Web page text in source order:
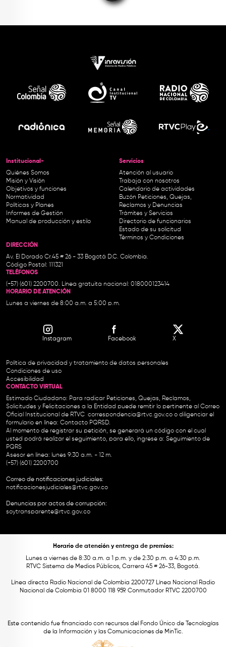
Institucional-
Quiénes Somos
Misión y Visión
Objetivos y funciones
Normatividad
Políticas y Planes
Informes de Gestión
Manual de producción y estilo
Servicios
Atención al usuario
Trabaja con nosotros
Calendario de actividades
Buzón Peticiones, Quejas,
Reclamos y Denuncias
Trámites y Servicios
Directorio de funcionarios
Estado de su solicitud
Términos y Condiciones
DIRECCIÓN
Av. El Dorado Cr.45 # 26 - 33 Bogotá D.C. Colombia.
Código Postal: 111321
TELÉFONOS
(+57) (601) 2200700. Línea gratuita nacional: 018000123414
HORARIO DE ATENCIÓN
Lunes a viernes de 8:00 a.m. a 5:00 p.m.
Instagram Facebook X
Política de privacidad y tratamiento de datos personales
Condiciones de uso
Accesibilidad
CONTACTO VIRTUAL
Estimado Ciudadano: Para radicar Peticiones, Quejas, Reclamos,
Solicitudes y Felicitaciones a la Entidad puede remitir lo pertinente al Correo
Oficial Institucional de RTVC correspondencia@rtvc.gov.co o diligenciar el
formulario en línea: Contacto PQRSD.
Al momento de registrar su petición, se generará un código con el cual
usted podrá realizar el seguimiento, para ello, ingrese a: Seguimiento de
PQRS
Asesor en línea: lunes 9:30 a.m. - 12 m.
(+57) (601) 2200700
Correo de notificaciones judiciales:
notificacionesjudiciales@rtvc.gov.co
Denuncias por actos de corrupción:
soytransparente@rtvc.gov.co
Horario de atención y entrega de premios:
Lunes a viernes de 8:30 a.m. a 1 p.m. y de 2:30 p.m. a 4:30 p.m.
RTVC Sistema de Medios Públicos, Carrera 45 # 26-33, Bogotá.
Línea directa Radio Nacional de Colombia 2200727 Línea Nacional Radio
Nacional de Colombia 01 8000 118 959. Conmutador RTVC 2200700
Este contenido fue financiado con recursos del Fondo Único de Tecnologías
de la Información y las Comunicaciones de MinTic.